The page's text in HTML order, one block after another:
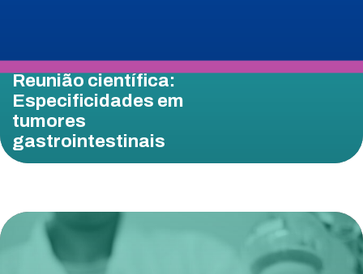
Reunião científica:
Especificidades em
tumores
gastrointestinais